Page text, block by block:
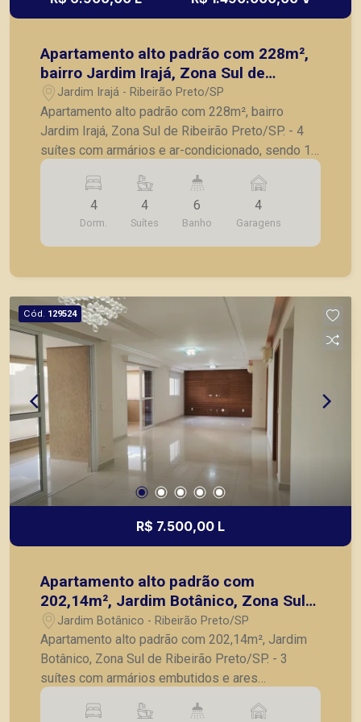
Apartamento alto padrão com 228m²,
bairro Jardim Irajá, Zona Sul de
Ribeirão Preto/SP.
Jardim Irajá - Ribeirão Preto/SP
Apartamento alto padrão com 228m², bairro
Jardim Irajá, Zona Sul de Ribeirão Preto/SP. - 4
suítes com armários e ar-condicionado, sendo 1
master com closet e hidro; - Escritório; - Home; -
Sala para 2 ambientes com ar-condicionado; -
Lavabo; - Cozinha com armários planejados; -
Lavanderia planejada; - Despensa; - Banheiro de
serviço; - Varanda gourmet com churrasqueira; - 4
em locação, vendas de imóveis prontos, usados
ou mesmo nos principais lançamentos da cidade
de Ribeirão Preto.
4
Dorm.
4
Suítes
6
Banho
4
Garagens
Cód. 129524
R$ 7.500,00 L
Apartamento alto padrão com
202,14m², Jardim Botânico, Zona Sul
de Ribeirão Preto/SP.
Jardim Botânico - Ribeirão Preto/SP
Apartamento alto padrão com 202,14m², Jardim
Botânico, Zona Sul de Ribeirão Preto/SP. - 3
suítes com armários embutidos e ares
condicionados, sendo 1 master com closet, pia
dupla e banheira; - 2 roupeiros no corredor; -